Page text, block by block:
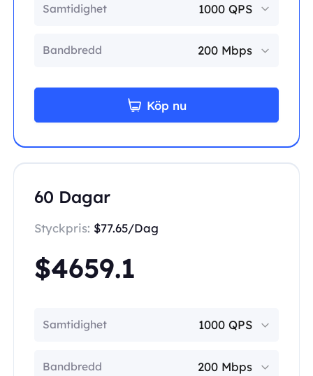
Samtidighet
Bandbredd
Köp nu
60 Dagar
Styckpris: $77.65/Dag
$4659.1
Samtidighet
Bandbredd